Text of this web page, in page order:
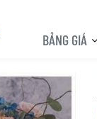
BẢNG GIÁ